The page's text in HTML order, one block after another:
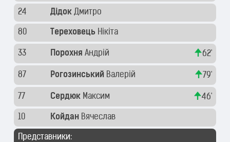
24 Дідок Дмитро
80 Тереховець Нікіта
33 Порохня Андрій 62'
87 Рогозинський Валерій 79'
77 Сердюк Максим 46'
10 Койдан Вячеслав
Представники: